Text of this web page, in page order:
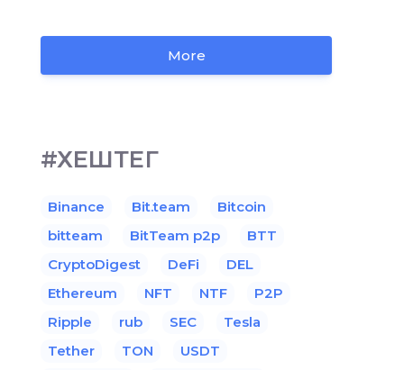
More
#ХЕШТЕГ
Binance Bit.team
Bitcoin
bitteam
BitTeam p2p
BTT
CryptoDigest
DeFi
DEL
Ethereum
NFT NTF
P2P
Ripple
rub SEC
Tesla
Tether
TON
USDT